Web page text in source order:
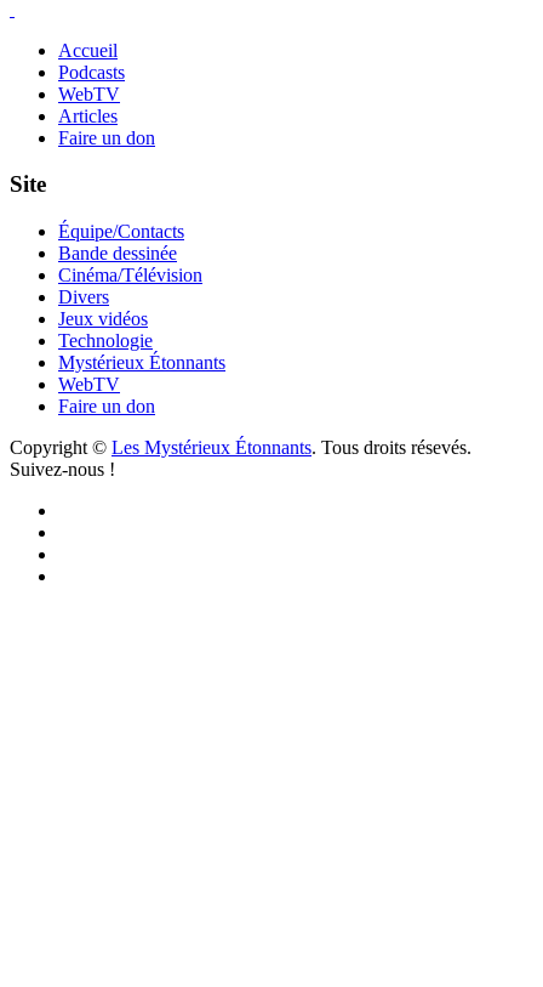
Accueil
Podcasts
WebTV
Articles
Faire un don
Site
Équipe/Contacts
Bande dessinée
Cinéma/Télévision
Divers
Jeux vidéos
Technologie
Mystérieux Étonnants
WebTV
Faire un don
Copyright © Les Mystérieux Étonnants. Tous droits résevés.
Suivez-nous !